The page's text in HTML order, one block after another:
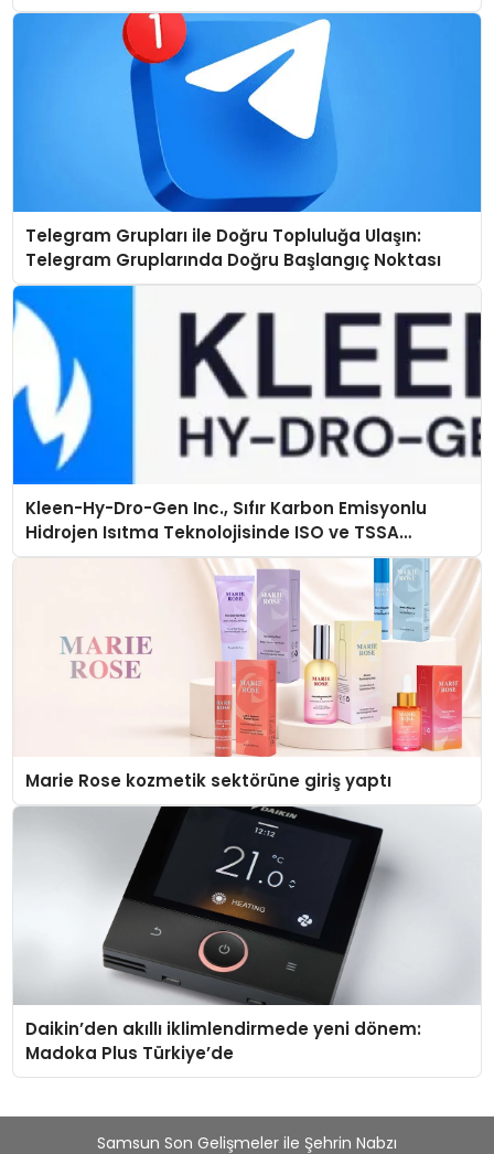
Telegram Grupları ile Doğru Topluluğa Ulaşın:
Telegram Gruplarında Doğru Başlangıç Noktası
Kleen-Hy-Dro-Gen Inc., Sıfır Karbon Emisyonlu
Hidrojen Isıtma Teknolojisinde ISO ve TSSA
Düzenleyici Onaylarını Aldı
Marie Rose kozmetik sektörüne giriş yaptı
Daikin’den akıllı iklimlendirmede yeni dönem:
Madoka Plus Türkiye’de
Samsun Son Gelişmeler ile Şehrin Nabzı